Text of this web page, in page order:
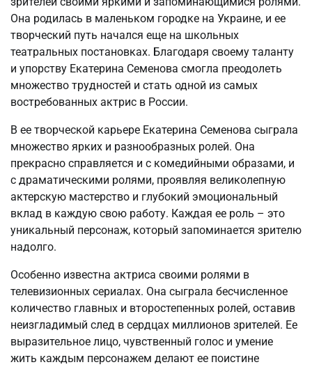
Она родилась в маленьком городке на Украине, и ее
творческий путь начался еще на школьных
театральных постановках. Благодаря своему таланту
и упорству Екатерина Семенова смогла преодолеть
множество трудностей и стать одной из самых
востребованных актрис в России.
В ее творческой карьере Екатерина Семенова сыграла
множество ярких и разнообразных ролей. Она
прекрасно справляется и с комедийными образами, и
с драматическими ролями, проявляя великолепную
актерскую мастерство и глубокий эмоциональный
вклад в каждую свою работу. Каждая ее роль – это
уникальный персонаж, который запоминается зрителю
надолго.
Особенно известна актриса своими ролями в
телевизионных сериалах. Она сыграла бесчисленное
количество главных и второстепенных ролей, оставив
неизгладимый след в сердцах миллионов зрителей. Ее
выразительное лицо, чувственный голос и умение
жить каждым персонажем делают ее поистине